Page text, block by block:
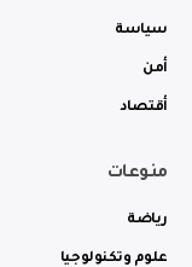
سياسة
أمن
أقتصاد
منوعات
رياضة
علوم وتكنولوجيا